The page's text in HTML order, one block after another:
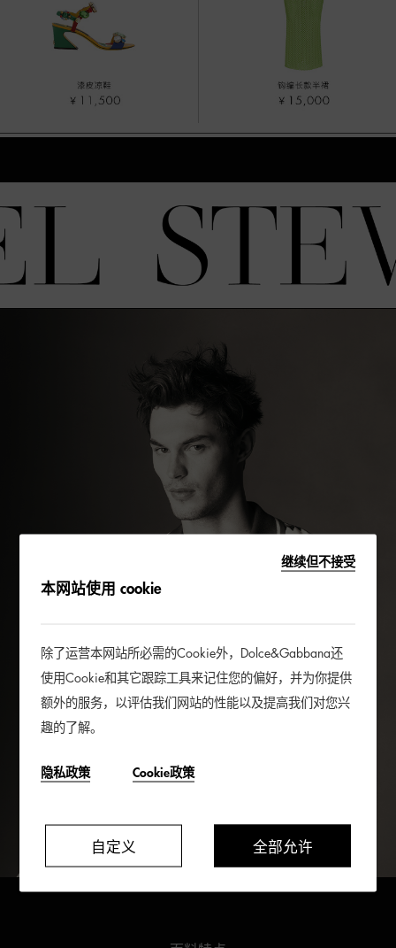
继续但不接受
本网站使用 cookie
除了运营本网站所必需的Cookie外，Dolce&Gabbana还
使用Cookie和其它跟踪工具来记住您的偏好，并为你提供
额外的服务，以评估我们网站的性能以及提高我们对您兴
趣的了解。
隐私政策 Cookie政策
自定义 全部允许